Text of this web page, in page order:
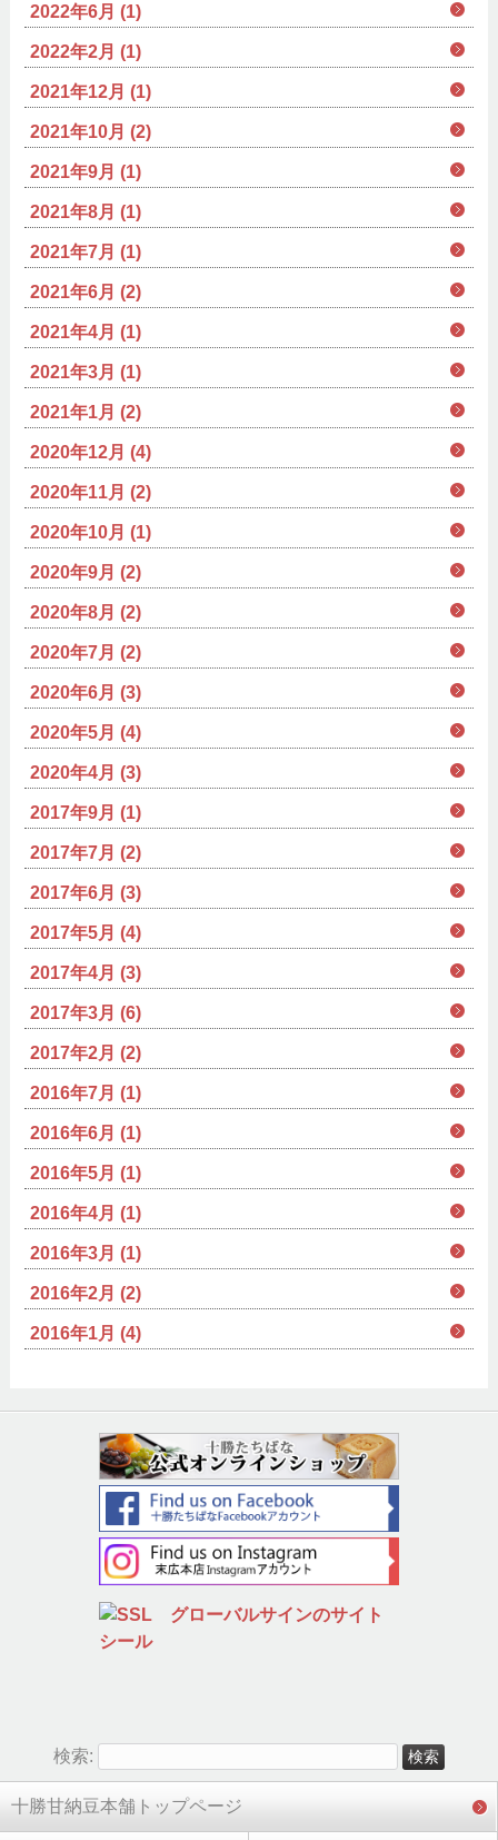
2022年6月 (1)
2022年2月 (1)
2021年12月 (1)
2021年10月 (2)
2021年9月 (1)
2021年8月 (1)
2021年7月 (1)
2021年6月 (2)
2021年4月 (1)
2021年3月 (1)
2021年1月 (2)
2020年12月 (4)
2020年11月 (2)
2020年10月 (1)
2020年9月 (2)
2020年8月 (2)
2020年7月 (2)
2020年6月 (3)
2020年5月 (4)
2020年4月 (3)
2017年9月 (1)
2017年7月 (2)
2017年6月 (3)
2017年5月 (4)
2017年4月 (3)
2017年3月 (6)
2017年2月 (2)
2016年7月 (1)
2016年6月 (1)
2016年5月 (1)
2016年4月 (1)
2016年3月 (1)
2016年2月 (2)
2016年1月 (4)
検索:
十勝甘納豆本舗トップページ